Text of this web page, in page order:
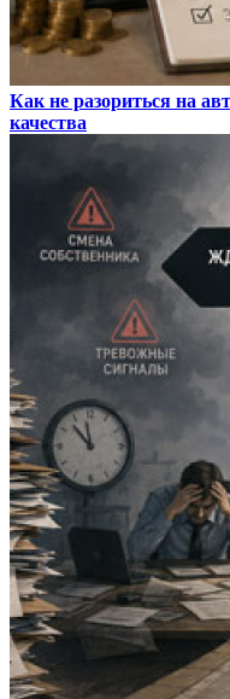
Как не разориться на
качества